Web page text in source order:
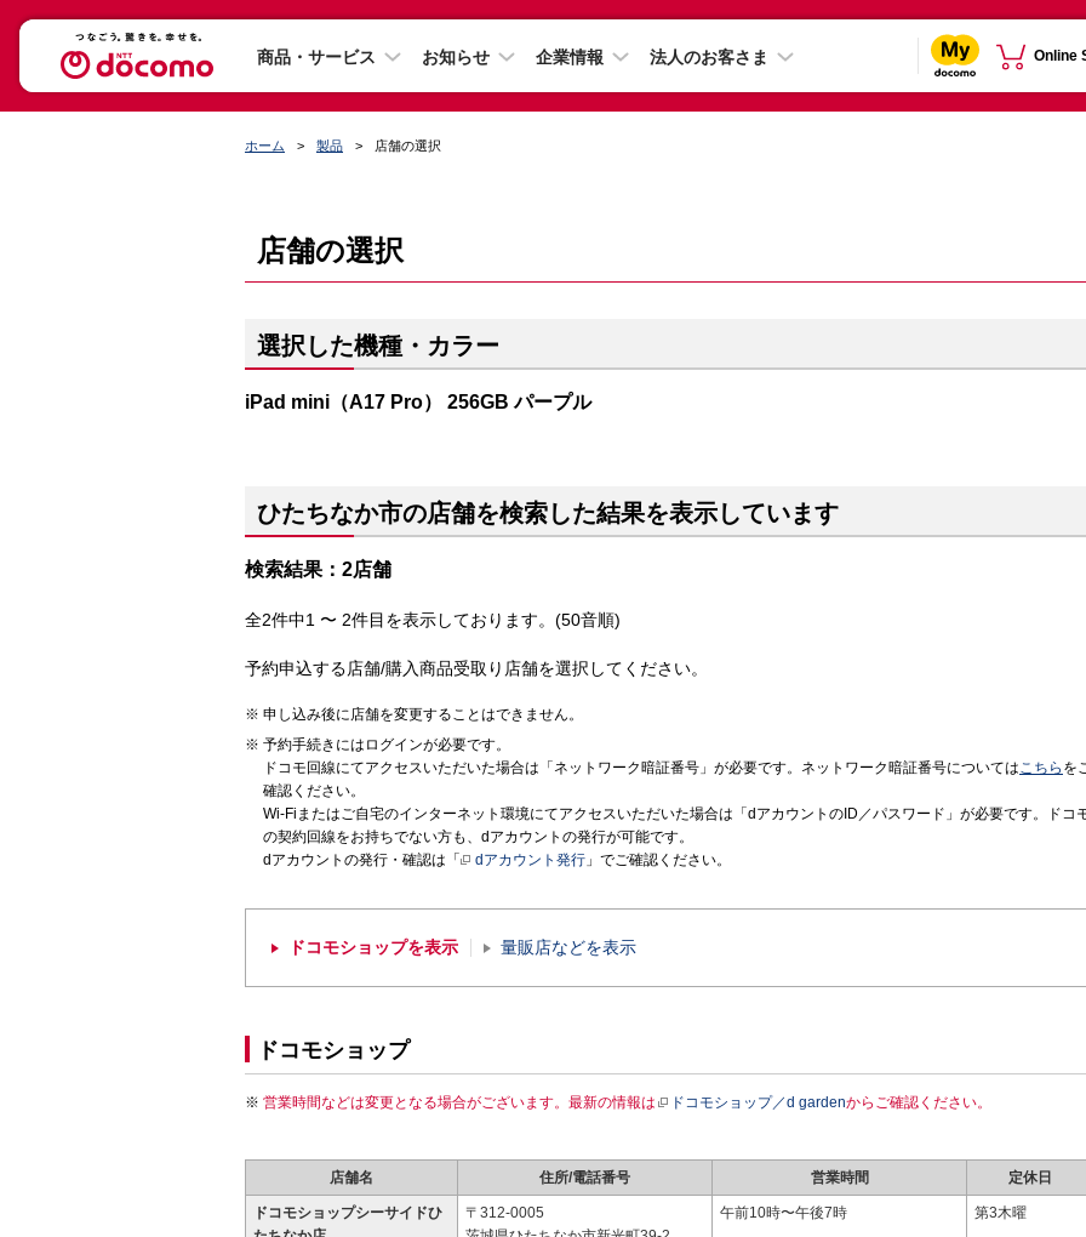
商品・サービス お知らせ 企業情報 法人のお客さま Online
ホーム 製品 店舗の選択
店舗の選択
選択した機種・カラー
iPad mini（A17 Pro） 256GB パープル
ひたちなか市の店舗を検索した結果を表示しています
検索結果：2店舗
全2件中1 〜 2件目を表示しております。(50音順)
予約申込する店舗/購入商品受取り店舗を選択してください。
申し込み後に店舗を変更することはできません。
予約手続きにはログインが必要です。
ドコモ回線にてアクセスいただいた場合は「ネットワーク暗証番号」が必要です。ネットワーク暗証番号についてはこちら を
確認ください。
Wi-Fiまたはご自宅のインターネット環境にてアクセスいただいた場合は「dアカウントのID／パスワード」が必要です。ドコ
の契約回線をお持ちでない方も、dアカウントの発行が可能です。
dアカウントの発行・確認は「
dアカウント発行 」でご確認ください。
ドコモショップを表示 量販店などを表示
ドコモショップ
営業時間などは変更となる場合がございます。最新の情報は ドコモショップ／d gardenからご確認ください。
店舗名 住所/電話番号 営業時間 定休日
ドコモショップシーサイドひ
〒312-0005
午前10時〜午後7時 第3木曜